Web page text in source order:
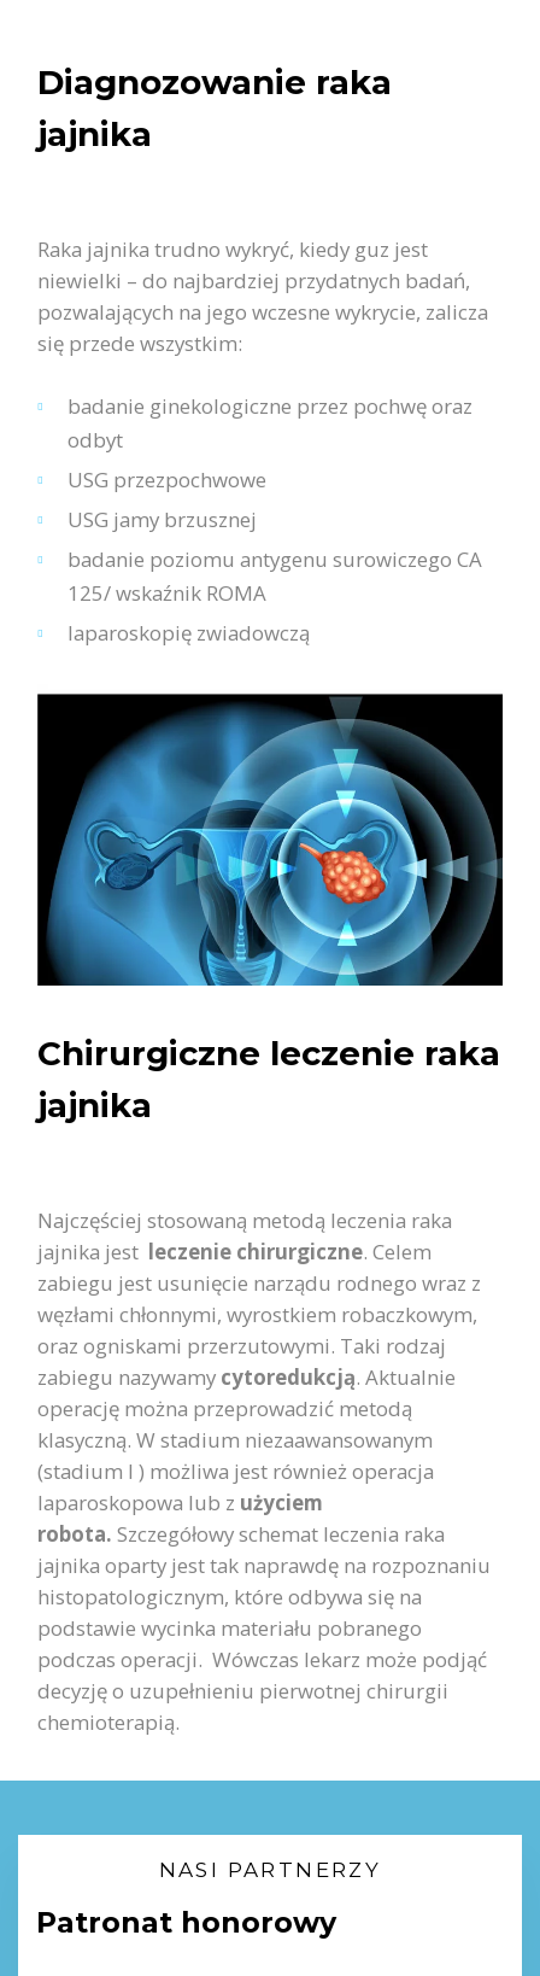
Diagnozowanie raka
jajnika
Raka jajnika trudno wykryć, kiedy guz jest
niewielki – do najbardziej przydatnych badań,
pozwalających na jego wczesne wykrycie, zalicza
się przede wszystkim:
badanie ginekologiczne przez pochwę oraz
odbyt
USG przezpochwowe
USG jamy brzusznej
badanie poziomu antygenu surowiczego CA
125/ wskaźnik ROMA
laparoskopię zwiadowczą
Chirurgiczne leczenie raka
jajnika
Najczęściej stosowaną metodą leczenia raka
jajnika jest leczenie chirurgiczne. Celem
zabiegu jest usunięcie narządu rodnego wraz z
węzłami chłonnymi, wyrostkiem robaczkowym,
oraz ogniskami przerzutowymi. Taki rodzaj
zabiegu nazywamy cytoredukcją. Aktualnie
operację można przeprowadzić metodą
klasyczną. W stadium niezaawansowanym
(stadium I ) możliwa jest również operacja
laparoskopowa lub z użyciem
robota. Szczegółowy schemat leczenia raka
jajnika oparty jest tak naprawdę na rozpoznaniu
histopatologicznym, które odbywa się na
podstawie wycinka materiału pobranego
podczas operacji. Wówczas lekarz może podjąć
decyzję o uzupełnieniu pierwotnej chirurgii
chemioterapią.
NASI PARTNERZY
Patronat honorowy